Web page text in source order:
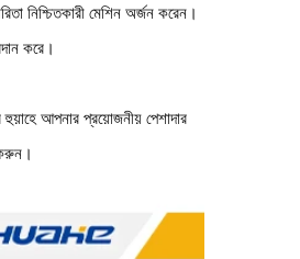
নিশ্চিতকারী মেশিন অর্জন করেন।
করে।
আপনার প্রয়োজনীয় পেশাদার